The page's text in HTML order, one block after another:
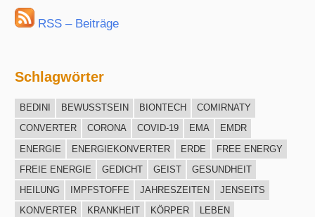
RSS – Beiträge
Schlagwörter
BEDINI BEWUSSTSEIN BIONTECH
COMIRNATY
CONVERTER
CORONA COVID-19 EMA
EMDR
ENERGIE
ENERGIEKONVERTER ERDE
FREE ENERGY
FREIE ENERGIE
GEDICHT GEIST
GESUNDHEIT
HEILUNG
IMPFSTOFFE JAHRESZEITEN
JENSEITS
KONVERTER
KRANKHEIT KÖRPER
LEBEN